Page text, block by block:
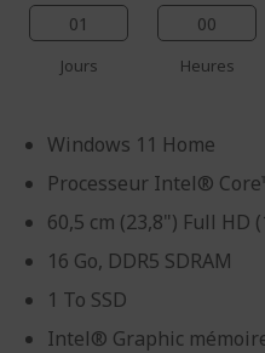
01
Jours
00
Heures
Windows 11 Home
Processeur Intel®
60,5 cm (23,8") Full HD
16 Go, DDR5 SDRAM
1 To SSD
Intel® Graphic